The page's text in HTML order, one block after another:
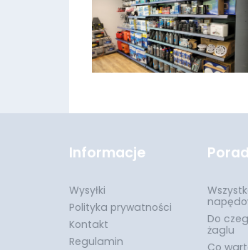
Informacje
Wysyłki
Polityka prywatności
Kontakt
Regulamin
Do
żaglu
Co